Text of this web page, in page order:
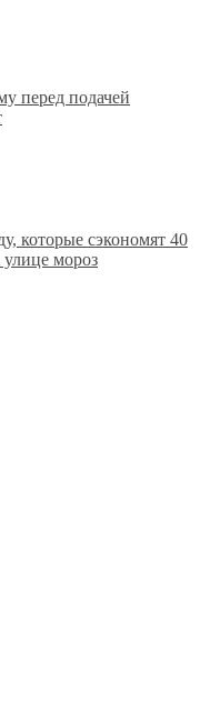
перед подачей
которые сэкономят 40
мороз